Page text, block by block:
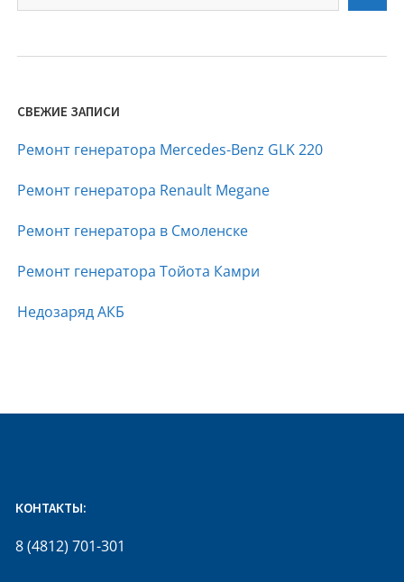
СВЕЖИЕ ЗАПИСИ
Ремонт генератора Mercedes-Benz GLK 220
Ремонт генератора Renault Megane
Ремонт генератора в Смоленске
Ремонт генератора Тойота Камри
Недозаряд АКБ
КОНТАКТЫ:
8 (4812) 701-301